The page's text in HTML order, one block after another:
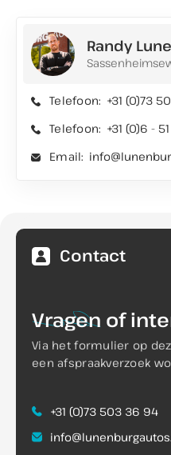
Randy
Telefoon: +31 (0)73
Telefoon: +31 (0)6 -
Email:
Contact
Vragen of
Via het formulier op
een afspraakverzoek
+31 (0)73 503 36 94